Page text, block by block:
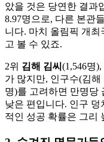
았을 것은 당연한 결과
8.97명으로, 다른 본관
니다. 마치 올림픽 개
고 볼 수 있죠.
2위 김해 김씨 (1,546명),
가 많지만, 인구수(김해
명)를 고려하면 만명당
낮은 편입니다. 인구
적인 성공 확률은 그리